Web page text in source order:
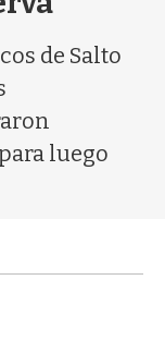
de Salto
luego